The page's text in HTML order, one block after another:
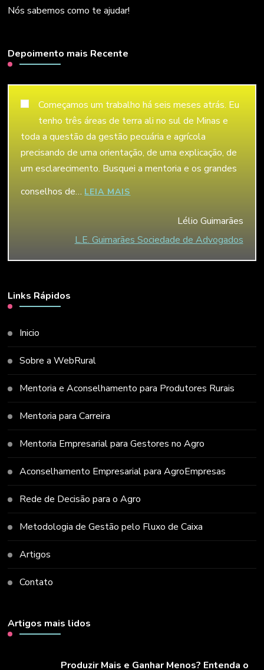
Nós sabemos como te ajudar!
Depoimento mais Recente
Começamos um trabalho há seis meses atrás. Eu
tenho três áreas de terra ali no sul de Minas e
toda a questão da gestão pecuária e agrícola
precisando de uma orientação, de uma explicação, de
um esclarecimento. Busquei a mentoria e os grandes
conselhos de… LEIA MAIS
Lélio Guimarães
L.E. Guimarães Sociedade de Advogados
Links Rápidos
Inicio
Sobre a WebRural
Mentoria e Aconselhamento para Produtores Rurais
Mentoria para Carreira
Mentoria Empresarial para Gestores no Agro
Aconselhamento Empresarial para AgroEmpresas
Rede de Decisão para o Agro
Metodologia de Gestão pelo Fluxo de Caixa
Artigos
Contato
Artigos mais lidos
Produzir Mais e Ganhar Menos? Entenda o